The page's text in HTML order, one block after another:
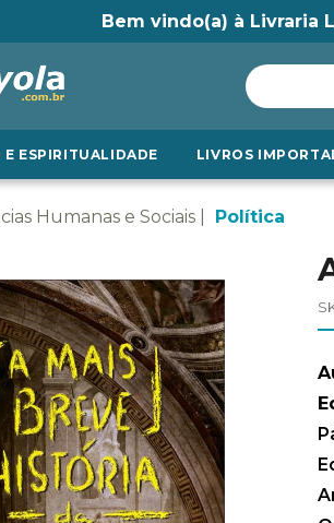
Bem vindo(a) à Livraria
E ESPIRITUALIDADE LIVROS
Humanas e Sociais Política